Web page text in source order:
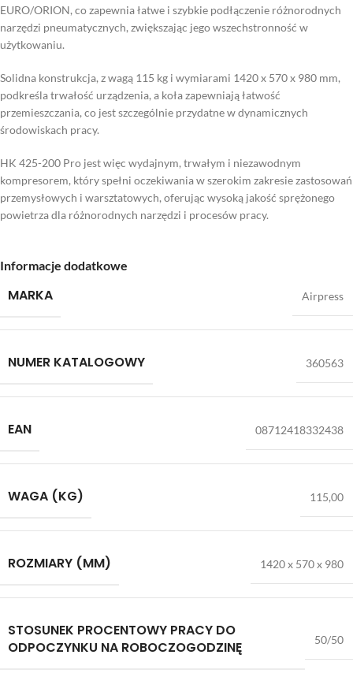
EURO/ORION, co zapewnia łatwe i szybkie podłączenie różnorodnych
narzędzi pneumatycznych, zwiększając jego wszechstronność w
użytkowaniu.
Solidna konstrukcja, z wagą 115 kg i wymiarami 1420 x 570 x 980 mm,
podkreśla trwałość urządzenia, a koła zapewniają łatwość
przemieszczania, co jest szczególnie przydatne w dynamicznych
środowiskach pracy.
HK 425-200 Pro jest więc wydajnym, trwałym i niezawodnym
kompresorem, który spełni oczekiwania w szerokim zakresie zastosowań
przemysłowych i warsztatowych, oferując wysoką jakość sprężonego
powietrza dla różnorodnych narzędzi i procesów pracy.
Informacje dodatkowe
MARKA Airpress
NUMER KATALOGOWY 360563
EAN 08712418332438
WAGA (KG) 115,00
ROZMIARY (MM) 1420 x 570 x 980
STOSUNEK PROCENTOWY PRACY DO
ODPOCZYNKU NA ROBOCZOGODZINĘ
50/50